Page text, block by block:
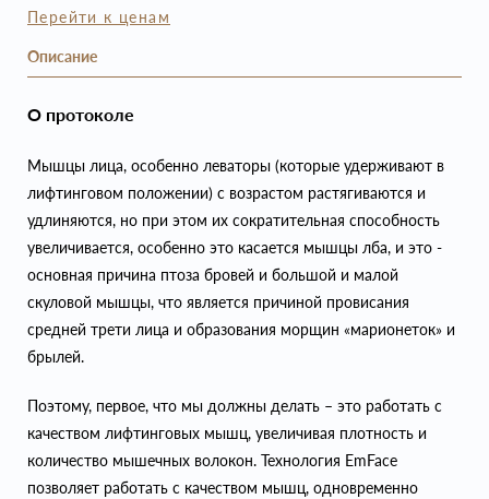
Перейти к ценам
Описание
О протоколе
Мышцы лица, особенно леваторы (которые удерживают в
лифтинговом положении) с возрастом растягиваются и
удлиняются, но при этом их сократительная способность
увеличивается, особенно это касается мышцы лба, и это -
основная причина птоза бровей и большой и малой
скуловой мышцы, что является причиной провисания
средней трети лица и образования морщин «марионеток» и
брылей.
Поэтому, первое, что мы должны делать – это работать с
качеством лифтинговых мышц, увеличивая плотность и
количество мышечных волокон. Технология EmFace
позволяет работать с качеством мышц, одновременно